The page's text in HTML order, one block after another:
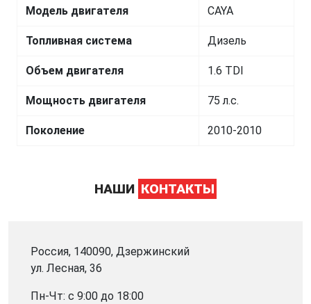
Модель двигателя CAYA
Топливная система Дизель
Объем двигателя 1.6 TDI
Мощность двигателя 75 л.с.
Поколение 2010-2010
НАШИ КОНТАКТЫ
Россия, 140090, Дзержинский
ул. Лесная, 36
Пн-Чт: с 9:00 до 18:00